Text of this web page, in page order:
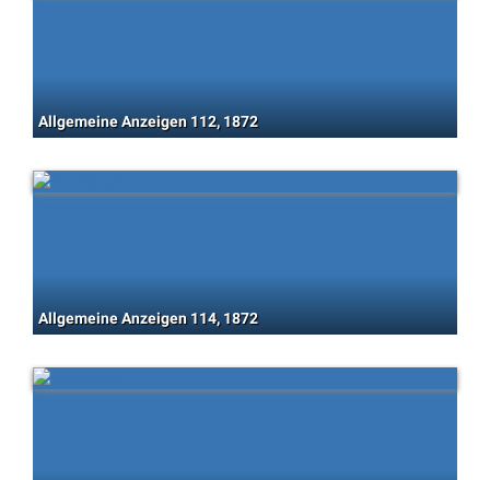
Allgemeine Anzeigen 112, 1872
Allgemeine Anzeigen 114, 1872